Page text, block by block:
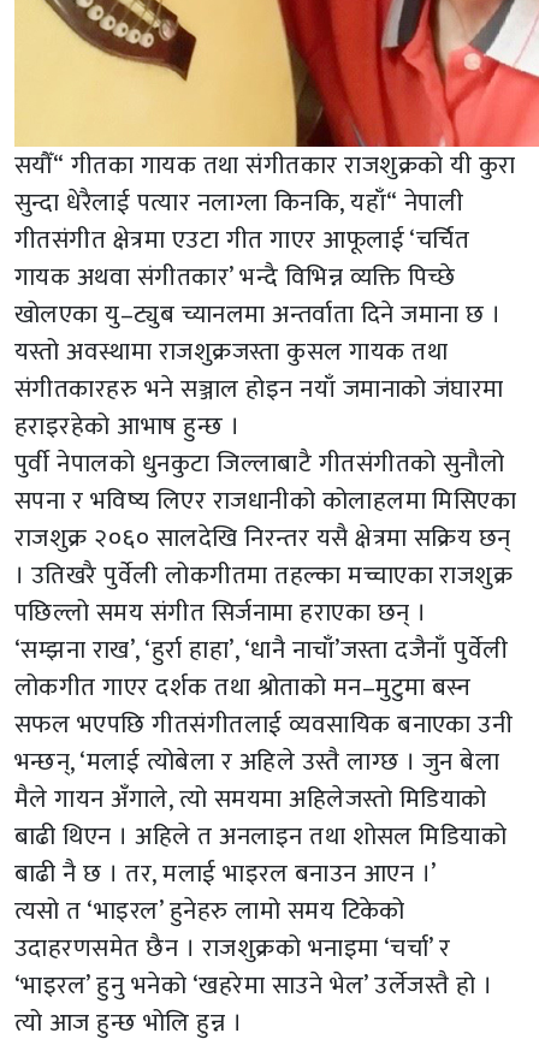
सयौँ“ गीतका गायक तथा संगीतकार राजशुक्रको यी कुरा
सुन्दा धेरैलाई पत्यार नलाग्ला किनकि, यहाँ“ नेपाली
गीतसंगीत क्षेत्रमा एउटा गीत गाएर आफूलाई ‘चर्चित
गायक अथवा संगीतकार’ भन्दै विभिन्न व्यक्ति पिच्छे
खोलएका यु–ट्युब च्यानलमा अन्तर्वाता दिने जमाना छ ।
यस्तो अवस्थामा राजशुक्रजस्ता कुसल गायक तथा
संगीतकारहरु भने सञ्जाल होइन नयाँ जमानाको जंघारमा
हराइरहेको आभाष हुन्छ ।
पुर्वी नेपालको धुनकुटा जिल्लाबाटै गीतसंगीतको सुनौलो
सपना र भविष्य लिएर राजधानीको कोलाहलमा मिसिएका
राजशुक्र २०६० सालदेखि निरन्तर यसै क्षेत्रमा सक्रिय छन्
। उतिखरै पुर्वेली लोकगीतमा तहल्का मच्चाएका राजशुक्र
पछिल्लो समय संगीत सिर्जनामा हराएका छन् ।
‘सम्झना राख’, ‘हुर्रा हाहा’, ‘धानै नाचाँ’जस्ता दजैनाँ पुर्वेली
लोकगीत गाएर दर्शक तथा श्रोताको मन–मुटुमा बस्न
सफल भएपछि गीतसंगीतलाई व्यवसायिक बनाएका उनी
भन्छन्, ‘मलाई त्योबेला र अहिले उस्तै लाग्छ । जुन बेला
मैले गायन अँगाले, त्यो समयमा अहिलेजस्तो मिडियाको
बाढी थिएन । अहिले त अनलाइन तथा शोसल मिडियाको
बाढी नै छ । तर, मलाई भाइरल बनाउन आएन ।’
त्यसो त ‘भाइरल’ हुनेहरु लामो समय टिकेको
उदाहरणसमेत छैन । राजशुक्रको भनाइमा ‘चर्चा’ र
‘भाइरल’ हुनु भनेको ‘खहरेमा साउने भेल’ उर्लेजस्तै हो ।
त्यो आज हुन्छ भोलि हुन्न ।